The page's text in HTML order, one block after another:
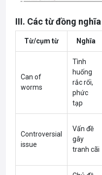
III. Các từ đồng
Từ/cụm từ Nghĩa
Can of
worms
Tình
huống
rắc rối,
phức
tạp
Controversial
issue
Vấn đề
gây
tranh cãi